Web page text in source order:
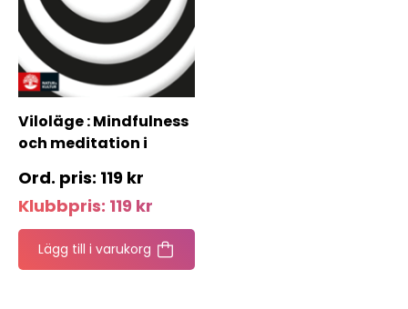
Viloläge : Mindfulness
och meditation i
119 kr
Klubbpris: 119 kr
Lägg till i varukorg